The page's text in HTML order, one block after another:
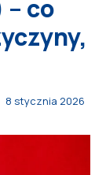
co
8 stycznia 2026